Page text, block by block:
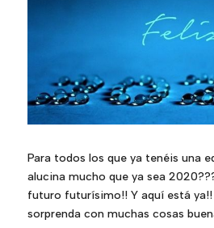
Para todos los que ya tenéis una
alucina mucho que ya sea
futuro futurísimo!! Y aquí está ya!!
sorprenda con muchas cosas